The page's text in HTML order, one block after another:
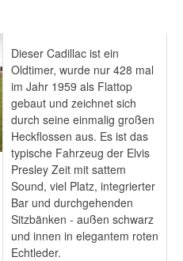
Dieser Cadillac ist ein
Oldtimer, wurde nur 428 mal
im Jahr 1959 als Flattop
gebaut und zeichnet sich
durch seine einmalig großen
Heckflossen aus. Es ist das
typische Fahrzeug der Elvis
Presley Zeit mit sattem
Sound, viel Platz, integrierter
Bar und durchgehenden
Sitzbänken - außen schwarz
und innen in elegantem roten
Echtleder.